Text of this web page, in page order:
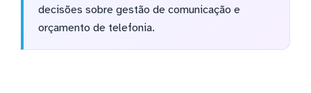
decisões sobre gestão de comunicação e
orçamento de telefonia.